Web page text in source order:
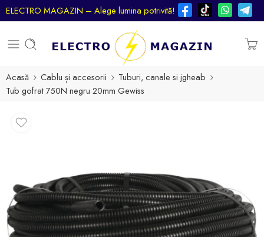
ELECTRO MAGAZIN – Alege lumina potrivită!
Acasă Cablu și accesorii
Tuburi, canale si jgheab
Tub gofrat 750N negru 20mm Gewiss